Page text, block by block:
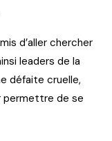
d’aller chercher
leaders de la
défaite cruelle,
permettre de se